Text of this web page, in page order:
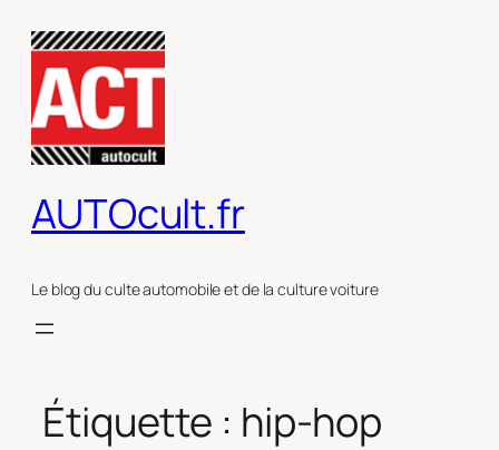
contenu
AUTOcult.fr
Le blog du culte automobile et de la culture voiture
Étiquette : hip-hop